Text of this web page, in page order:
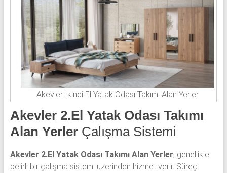
Akevler İkinci El Yatak Odası Takımı Alan Yerler
Akevler 2.El Yatak Odası Takımı
Alan YerlerÇalışma Sistemi
Akevler 2.El Yatak Odası Takımı Alan Yerler, genellikle
belirli bir çalışma sistemi üzerinden hizmet verir. Süreç